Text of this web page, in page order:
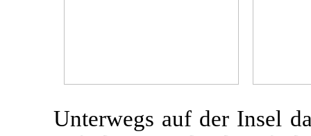
Unterwegs auf der Insel